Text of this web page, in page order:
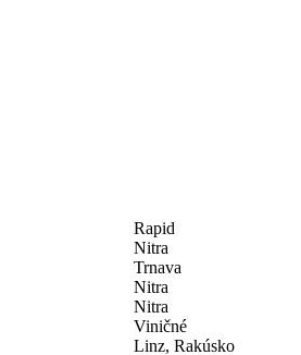
Rapid
Nitra
Trnava
Nitra
Nitra
Viničné
Linz, Rakúsko